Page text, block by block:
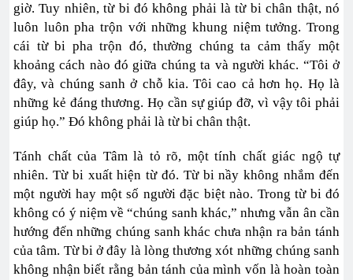
giờ. Tuy nhiên, từ bi đó không phải là từ bi chân thật, nó
luôn luôn pha trộn với những khung niệm tưởng. Trong
cái từ bi pha trộn đó, thường chúng ta cảm thấy một
khoảng cách nào đó giữa chúng ta và người khác. “Tôi ở
đây, và chúng sanh ở chỗ kia. Tôi cao cả hơn họ. Họ là
những kẻ đáng thương. Họ cần sự giúp đỡ, vì vậy tôi phải
giúp họ.” Đó không phải là từ bi chân thật.
Tánh chất của Tâm là tỏ rõ, một tính chất giác ngộ tự
nhiên. Từ bi xuất hiện từ đó. Từ bi nầy không nhắm đến
một người hay một số người đặc biệt nào. Trong từ bi đó
không có ý niệm về “chúng sanh khác,” nhưng vẫn ân cần
hướng đến những chúng sanh khác chưa nhận ra bản tánh
của tâm. Từ bi ở đây là lòng thương xót những chúng sanh
không nhận biết rằng bản tánh của mình vốn là hoàn toàn